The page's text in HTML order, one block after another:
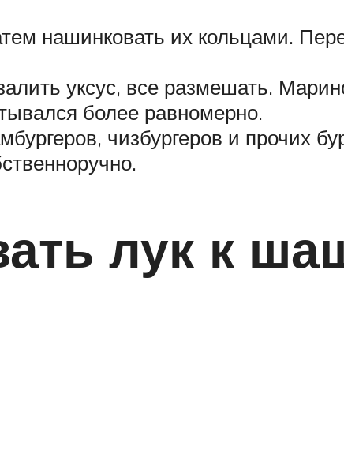
нашинковать их кольцами.
уксус, все размешать.
более равномерно.
чизбургеров и прочих
лук к